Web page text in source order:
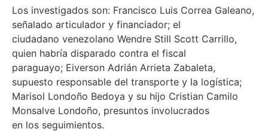
Los investigados son: Francisco Luis Correa Galeano,
señalado articulador y financiador; el
ciudadano venezolano Wendre Still Scott Carrillo,
quien habría disparado contra el fiscal
paraguayo; Eiverson Adrián Arrieta Zabaleta,
supuesto responsable del transporte y la logística;
Marisol Londoño Bedoya y su hijo Cristian Camilo
Monsalve Londoño, presuntos involucrados
en los seguimientos.